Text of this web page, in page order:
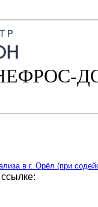
НЕФРОС-
в г. Орёл (при